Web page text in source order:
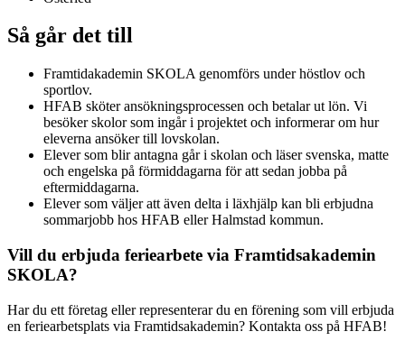
Så går det till
Framtidakademin SKOLA genomförs under höstlov och
sportlov.
HFAB sköter ansökningsprocessen och betalar ut lön. Vi
besöker skolor som ingår i projektet och informerar om hur
eleverna ansöker till lovskolan.
Elever som blir antagna går i skolan och läser svenska, matte
och engelska på förmiddagarna för att sedan jobba på
eftermiddagarna.
Elever som väljer att även delta i läxhjälp kan bli erbjudna
sommarjobb hos HFAB eller Halmstad kommun.
Vill du erbjuda feriearbete via Framtidsakademin
SKOLA?
Har du ett företag eller representerar du en förening som vill erbjuda
en feriearbetsplats via Framtidsakademin? Kontakta oss på HFAB!